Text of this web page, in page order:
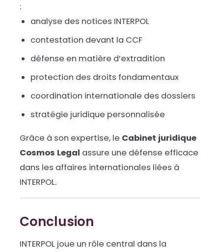
:
analyse des notices INTERPOL
contestation devant la CCF
défense en matière d’extradition
protection des droits fondamentaux
coordination internationale des dossiers
stratégie juridique personnalisée
Grâce à son expertise, le Cabinet juridique
Cosmos Legal assure une défense efficace
dans les affaires internationales liées à
INTERPOL.
Conclusion
INTERPOL joue un rôle central dans la